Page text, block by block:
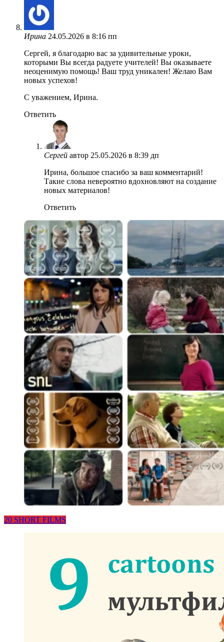
Ирина 24.05.2026 в 8:16 пп
Сергей, я благодарю вас за удивительные уроки,
которыми Вы всегда радуете учителей! Вы оказываете
неоценимую помощь! Ваш труд уникален! Желаю Вам
новых успехов!
С уважением, Ирина.
Ответить
Сергей автор 25.05.2026 в 8:39 дп
Ирина, большое спасибо за ваш комментарий!
Такие слова невероятно вдохновляют на создание
новых материалов!
Ответить
20 SHORT FILMS